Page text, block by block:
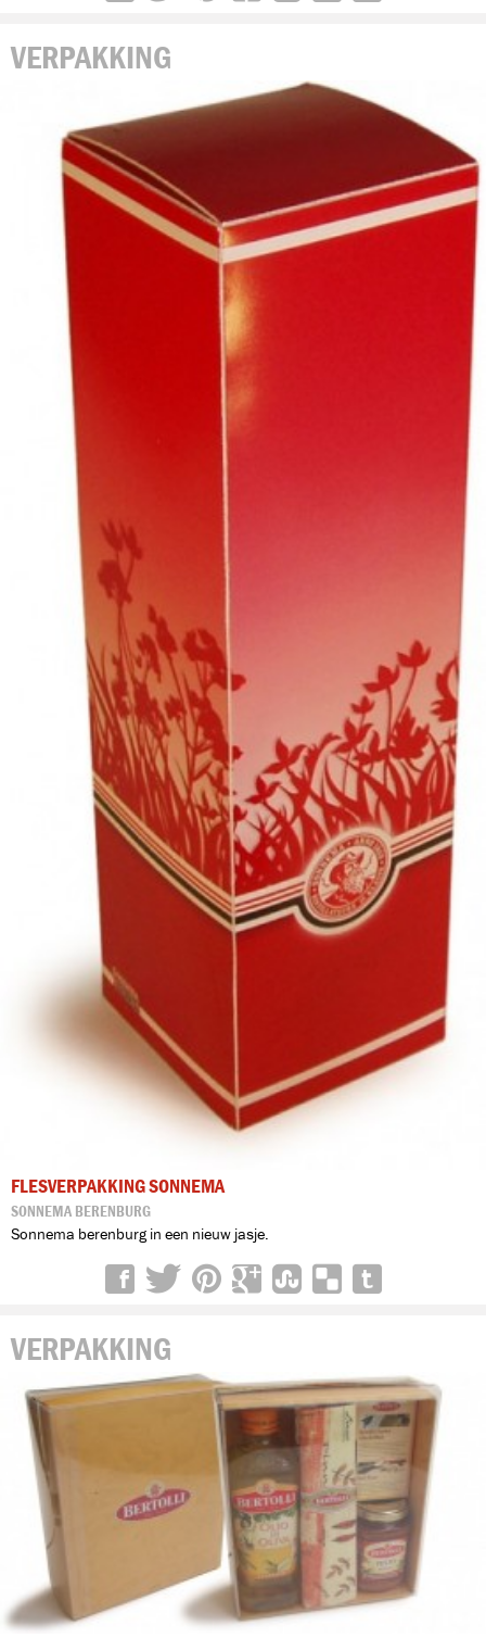
VERPAKKING
FLESVERPAKKING SONNEMA
SONNEMA BERENBURG
Sonnema berenburg in een nieuw jasje.
VERPAKKING